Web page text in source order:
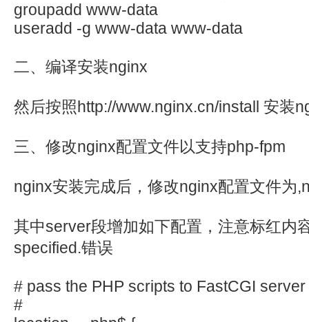
groupadd www-data
useradd -g www-data www-data
二、编译安装nginx
然后按照http://www.nginx.cn/install 安装
三、修改nginx配置文件以支持php-fpm
nginx安装完成后，修改nginx配置文件为
其中server段增加如下配置，注意标红内
specified.错误
# pass the PHP scripts to FastCGI
#